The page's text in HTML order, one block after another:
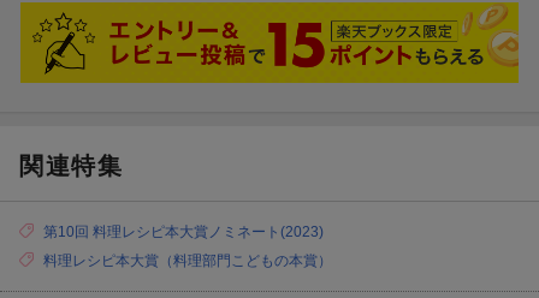
関連特集
第10回 料理レシピ本大賞ノミネート(2023)
料理レシピ本大賞（料理部門こどもの本賞）